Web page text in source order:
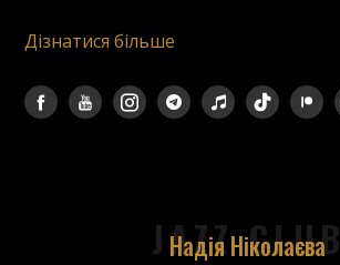
Дізнатися більше
JAZZ CLUB
Надія Ніколаєва